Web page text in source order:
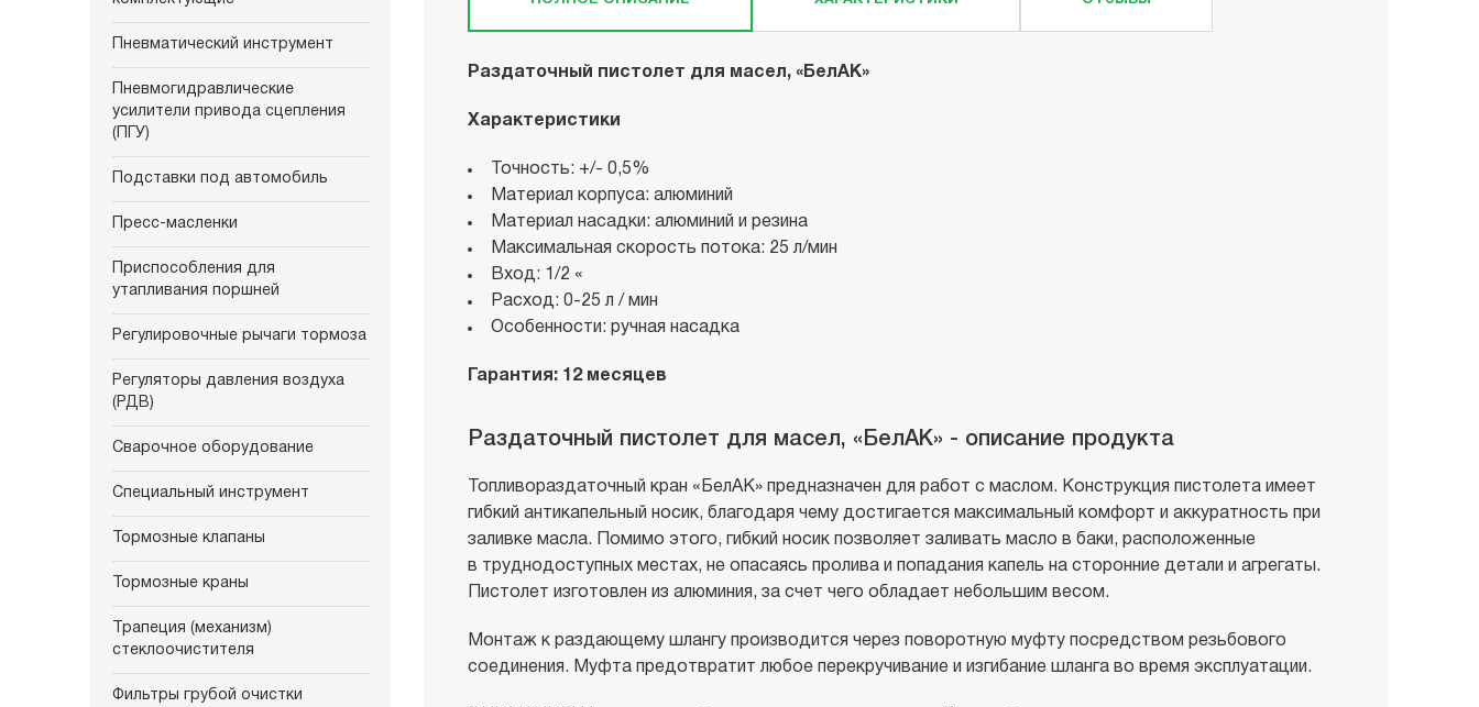
Пневматический инструмент
Пневмогидравлические
усилители привода сцепления
(ПГУ)
Подставки под автомобиль
Пресс-масленки
Приспособления для
утапливания поршней
Регулировочные рычаги тормоза
Регуляторы давления воздуха
(РДВ)
Сварочное оборудование
Специальный инструмент
Тормозные клапаны
Тормозные краны
Трапеция (механизм)
стеклоочистителя
Фильтры грубой очистки
Раздаточный пистолет для масел, «БелАК»
Характеристики
Точность: +/- 0,5%
Материал корпуса: алюминий
Материал насадки: алюминий и резина
Максимальная скорость потока: 25 л/мин
Вход: 1/2 «
Расход: 0-25 л / мин
Особенности: ручная насадка
Гарантия: 12 месяцев
Раздаточный пистолет для масел, «БелАК» - описание продукта
Топливораздаточный кран «БелАК» предназначен для работ с маслом. Конструкция пистолета имеет
гибкий антикапельный носик, благодаря чему достигается максимальный комфорт и аккуратность при
заливке масла. Помимо этого, гибкий носик позволяет заливать масло в баки, расположенные
в труднодоступных местах, не опасаясь пролива и попадания капель на сторонние детали и агрегаты.
Пистолет изготовлен из алюминия, за счет чего обладает небольшим весом.
Монтаж к раздающему шлангу производится через поворотную муфту посредством резьбового
соединения. Муфта предотвратит любое перекручивание и изгибание шланга во время эксплуатации.